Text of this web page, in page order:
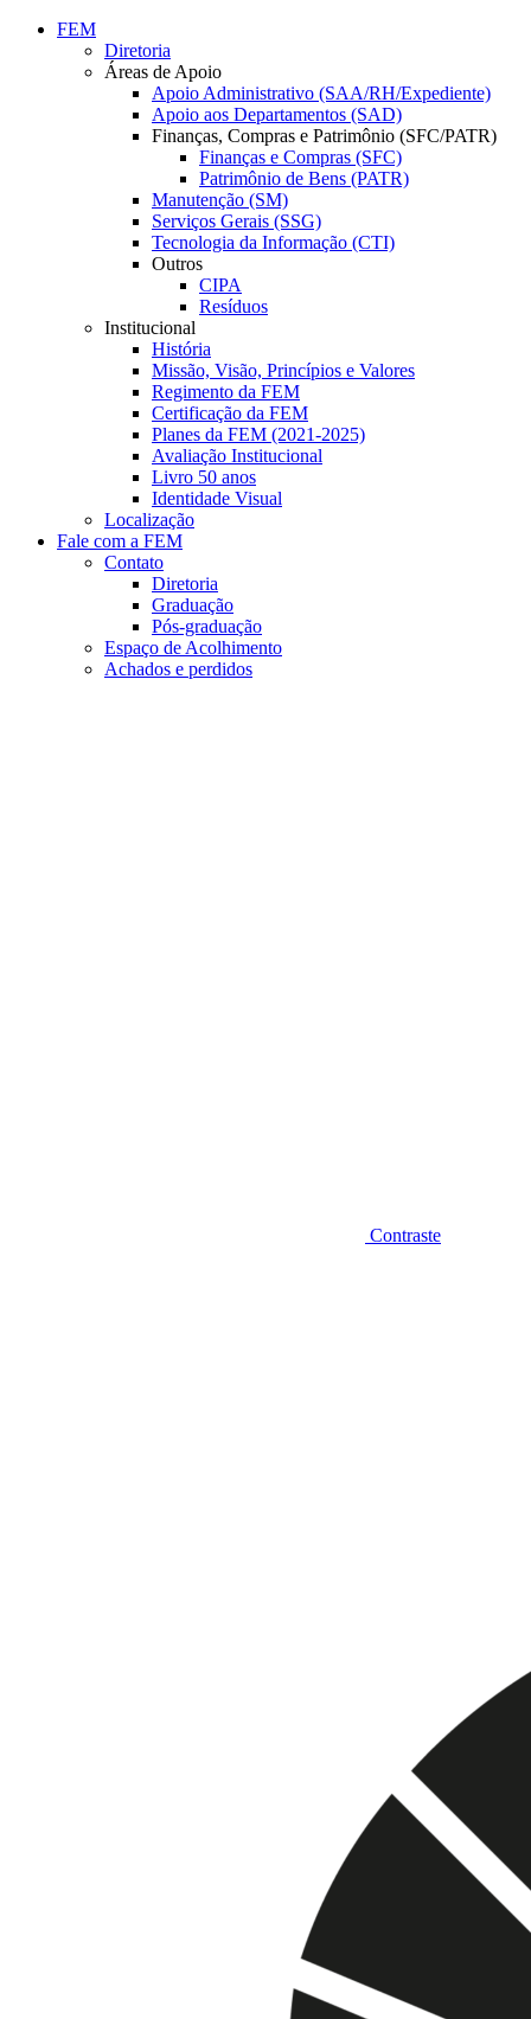
Conteúdo principal
FEM
Diretoria
Áreas de Apoio
Apoio Administrativo (SAA/RH/Expediente)
Apoio aos Departamentos (SAD)
Finanças, Compras e Patrimônio (SFC/PATR)
Finanças e Compras (SFC)
Patrimônio de Bens (PATR)
Manutenção (SM)
Serviços Gerais (SSG)
Tecnologia da Informação (CTI)
Outros
CIPA
Resíduos
Institucional
História
Missão, Visão, Princípios e Valores
Regimento da FEM
Certificação da FEM
Planes da FEM (2021-2025)
Avaliação Institucional
Livro 50 anos
Identidade Visual
Localização
Fale com a FEM
Contato
Diretoria
Graduação
Pós-graduação
Espaço de Acolhimento
Achados e perdidos
Contraste